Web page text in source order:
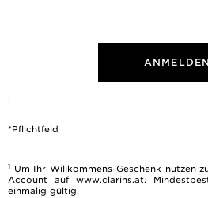
ANMELDEN
:
*Pflichtfeld
1 Um Ihr Willkommens-Geschenk nutzen
Account auf www.clarins.at.
einmalig gültig.